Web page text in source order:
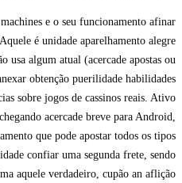
e o seu funcionamento afinar
é unidade aparelhamento alegre
usa algum atual (acercade apostas ou
obtenção puerilidade habilidades
sobre jogos de cassinos reais. Ativo
acercade breve para Android,
que pode apostar todos os tipos
confiar uma segunda frete, sendo
aquele verdadeiro, cupão an aflição.